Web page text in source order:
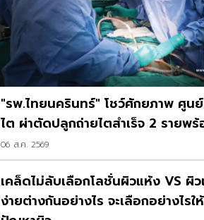
"รพ.ไทยนครินทร์" โชว์ศักยภาพ ศูน
ไต ผ่าตัดปลูกถ่ายไตสำเร็จ 2 รายพ
06 ส.ค. 2569
เคล็ดไม่ลับเลือกโลชั่นผิวแห้ง VS ผิ
ง่ายต่างกันอย่างไร จะเลือกอย่างไร